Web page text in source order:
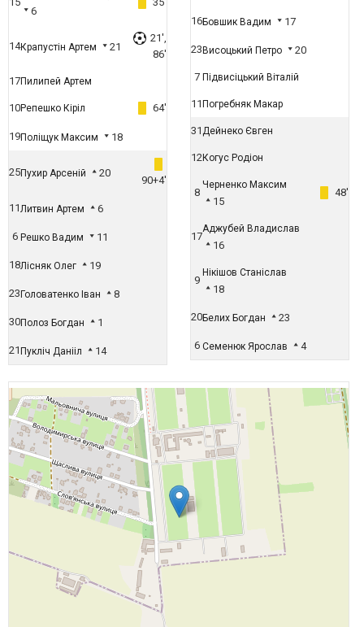
6
14Крапустін Артем 21
21',
86'
17Пилипей Артем
10Репешко Кіріл 64'
19Поліщук Максим 18
25Пухир Арсеній 20
90+4'
11Литвин Артем 6
6 Решко Вадим 11
18Лісняк Олег 19
23 Головатенко Іван 8
30Полоз Богдан 1
21 Пукліч Данііл 14
16Бовшик Вадим 17
23 Висоцький Петро 20
7 Підвисіцький Віталій
11 Погребняк Макар
31Дейнеко Євген
12Когус Родіон
8
Черненко Максим
15
48'
17
Аджубей Владислав
16
9
Нікішов Станіслав
18
20Белих Богдан 23
6 Семенюк Ярослав 4